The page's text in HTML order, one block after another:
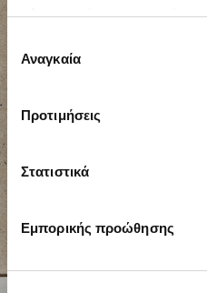
πληροφορίες που τους
των υπηρεσιών τους.
συγκατάθεσης
Αναγκαία
Προτιμήσεις
Στατιστικά
Εμπορικής προώθησης